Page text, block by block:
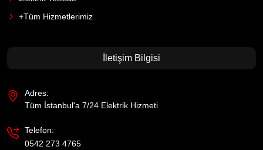
+Tüm Hizmetlerimiz
İletişim Bilgisi
Adres:
Tüm İstanbul'a 7/24 Elektrik Hizmeti
Telefon:
0542 273 4765